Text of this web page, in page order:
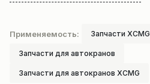
Применяемость: Запчасти XCMG
Запчасти для автокранов
Запчасти для автокранов XCMG